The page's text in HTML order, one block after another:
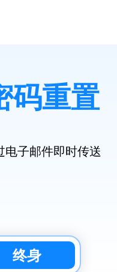
码重置
电子邮件即时传送
终身